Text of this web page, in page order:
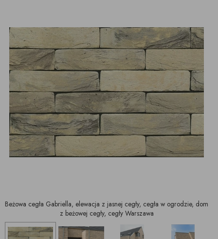
Beżowa cegła Gabriella, elewacja z jasnej cegły, cegła w ogrodzie, dom
z beżowej cegły, cegły Warszawa